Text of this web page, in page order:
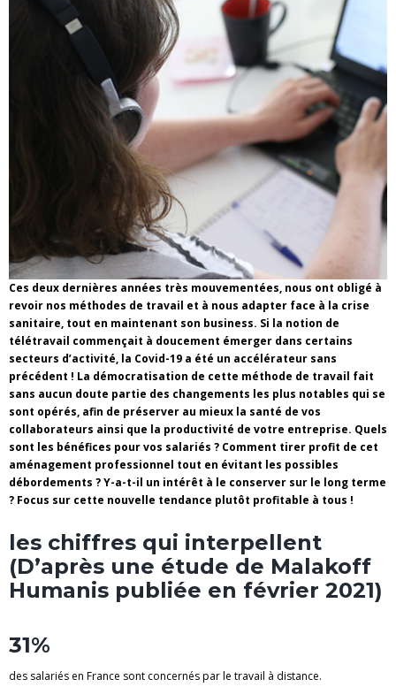
Ces deux dernières années très mouvementées, nous ont obligé à
revoir nos méthodes de travail et à nous adapter face à la crise
sanitaire, tout en maintenant son business. Si la notion de
télétravail commençait à doucement émerger dans certains
secteurs d’activité, la Covid-19 a été un accélérateur sans
précédent ! La démocratisation de cette méthode de travail fait
sans aucun doute partie des changements les plus notables qui se
sont opérés, afin de préserver au mieux la santé de vos
collaborateurs ainsi que la productivité de votre entreprise. Quels
sont les bénéfices pour vos salariés ? Comment tirer profit de cet
aménagement professionnel tout en évitant les possibles
débordements ? Y-a-t-il un intérêt à le conserver sur le long terme
? Focus sur cette nouvelle tendance plutôt profitable à tous !
les chiffres qui interpellent
(D’après une étude de Malakoff
Humanis publiée en février 2021)
31%
des salariés en France sont concernés par le travail à distance.